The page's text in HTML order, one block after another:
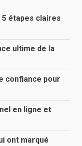
étapes claires
ultime de la
confiance pour
en ligne et
ont marqué